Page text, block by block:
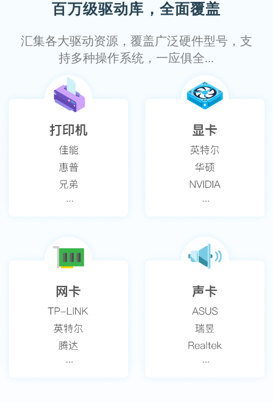
百万级驱动库，全面覆盖
汇集各大驱动资源，覆盖广泛硬件型号，支
持多种操作系统，一应俱全...